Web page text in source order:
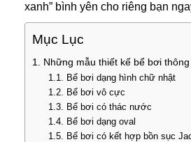
xanh” bình yên cho riêng bạn
Mục Lục
1. Những mẫu thiết kế bể bơi
1.1. Bể bơi dạng hình chữ nhật
1.2. Bể bơi vô cực
1.3. Bể bơi có thác nước
1.4. Bể bơi dạng oval
1.5. Bể bơi có kết hợp bồn sục